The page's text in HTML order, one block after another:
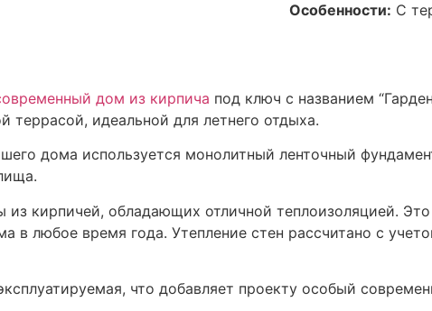
Особенности: С
дом из кирпича под ключ с названием
террасой, идеальной для летнего отдыха.
дома используется монолитный ленточный
кирпичей, обладающих отличной теплоизоляцией.
в любое время года. Утепление стен рассчитано с
что добавляет проекту особый